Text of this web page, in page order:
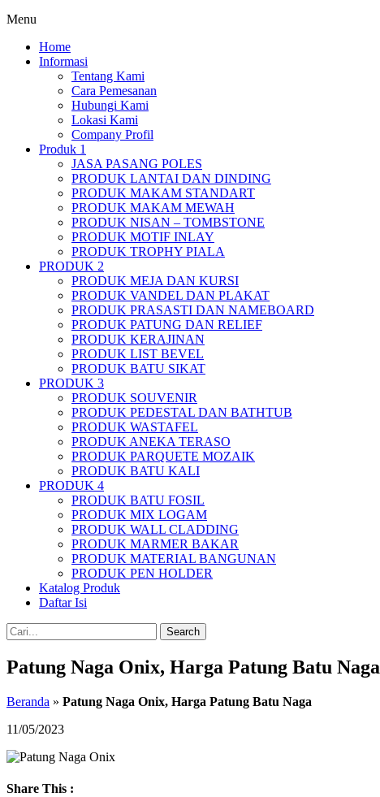
Menu
Home
Informasi
Tentang Kami
Cara Pemesanan
Hubungi Kami
Lokasi Kami
Company Profil
Produk 1
JASA PASANG POLES
PRODUK LANTAI DAN DINDING
PRODUK MAKAM STANDART
PRODUK MAKAM MEWAH
PRODUK NISAN – TOMBSTONE
PRODUK MOTIF INLAY
PRODUK TROPHY PIALA
PRODUK 2
PRODUK MEJA DAN KURSI
PRODUK VANDEL DAN PLAKAT
PRODUK PRASASTI DAN NAMEBOARD
PRODUK PATUNG DAN RELIEF
PRODUK KERAJINAN
PRODUK LIST BEVEL
PRODUK BATU SIKAT
PRODUK 3
PRODUK SOUVENIR
PRODUK PEDESTAL DAN BATHTUB
PRODUK WASTAFEL
PRODUK ANEKA TERASO
PRODUK PARQUETE MOZAIK
PRODUK BATU KALI
PRODUK 4
PRODUK BATU FOSIL
PRODUK MIX LOGAM
PRODUK WALL CLADDING
PRODUK MARMER BAKAR
PRODUK MATERIAL BANGUNAN
PRODUK PEN HOLDER
Katalog Produk
Daftar Isi
Search
Patung Naga Onix, Harga Patung Batu Naga
Beranda » Patung Naga Onix, Harga Patung Batu Naga
11/05/2023
Share This :